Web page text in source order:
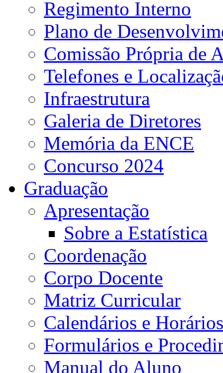
Regimento Interno
Plano de
Comissão Própria de
Telefones e
Infraestrutura
Galeria de Diretores
Memória da ENCE
Concurso 2024
Graduação
Apresentação
Sobre a Estatística
Coordenação
Corpo Docente
Matriz Curricular
Calendários e Horários
Formulários e
Manual do Aluno